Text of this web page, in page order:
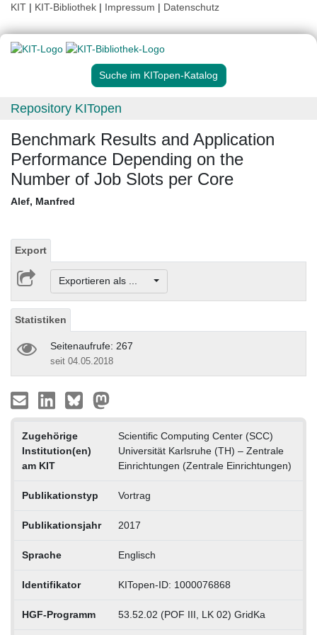
KIT | KIT-Bibliothek | Impressum | Datenschutz
Suche im KITopen-Katalog
Repository KITopen
Benchmark Results and Application
Performance Depending on the
Number of Job Slots per Core
Alef, Manfred
Export
Exportieren als ...
Statistiken
Seitenaufrufe: 267
seit 04.05.2018
Zugehörige
Institution(en)
am KIT
Scientific Computing Center (SCC)
Universität Karlsruhe (TH) – Zentrale
Einrichtungen (Zentrale Einrichtungen)
Publikationstyp Vortrag
Publikationsjahr 2017
Sprache Englisch
Identifikator KITopen-ID: 1000076868
HGF-Programm 53.52.02 (POF III, LK 02) GridKa